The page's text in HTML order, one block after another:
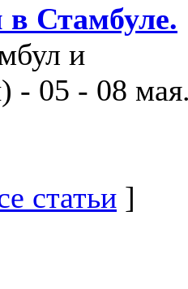
Стамбуле.
и
- 05 - 08
статьи ]